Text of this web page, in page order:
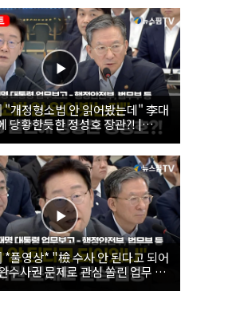
개정형소법 안 읽어봤는데" 李대
당황한듯한 정성호 장관?! |
재명 대통령 업무보고 - 행정안전
풀영상* "檢 수사 안 된다고 되어
수사권 문제로 관심 쏠린 업무 보
이재명 대통령 업무보고 -